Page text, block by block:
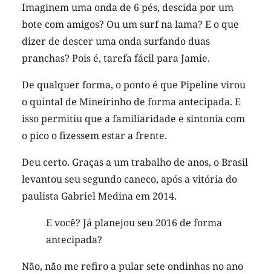
Imaginem uma onda de 6 pés, descida por um
bote com amigos? Ou um surf na lama? E o que
dizer de descer uma onda surfando duas
pranchas? Pois é, tarefa fácil para Jamie.
De qualquer forma, o ponto é que Pipeline virou
o quintal de Mineirinho de forma antecipada. E
isso permitiu que a familiaridade e sintonia com
o pico o fizessem estar a frente.
Deu certo. Graças a um trabalho de anos, o Brasil
levantou seu segundo caneco, após a vitória do
paulista Gabriel Medina em 2014.
E você? Já planejou seu 2016 de forma
antecipada?
Não, não me refiro a pular sete ondinhas no ano